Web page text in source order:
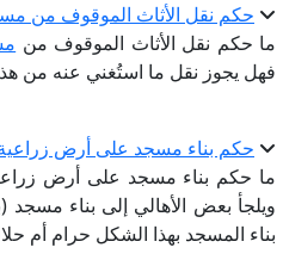
حكم نقل الأثاث الموقوف من
ما حكم نقل الأثاث الموقوف من
فهل يجوز نقل ما استُغني عنه من
حكم بناء مسجد على أرض زراعية
ما حكم بناء مسجد على أرض زراعية
ويلجأ بعض الأهالي إلى بناء مسجد
بناء المسجد بهذا الشكل حرام أم